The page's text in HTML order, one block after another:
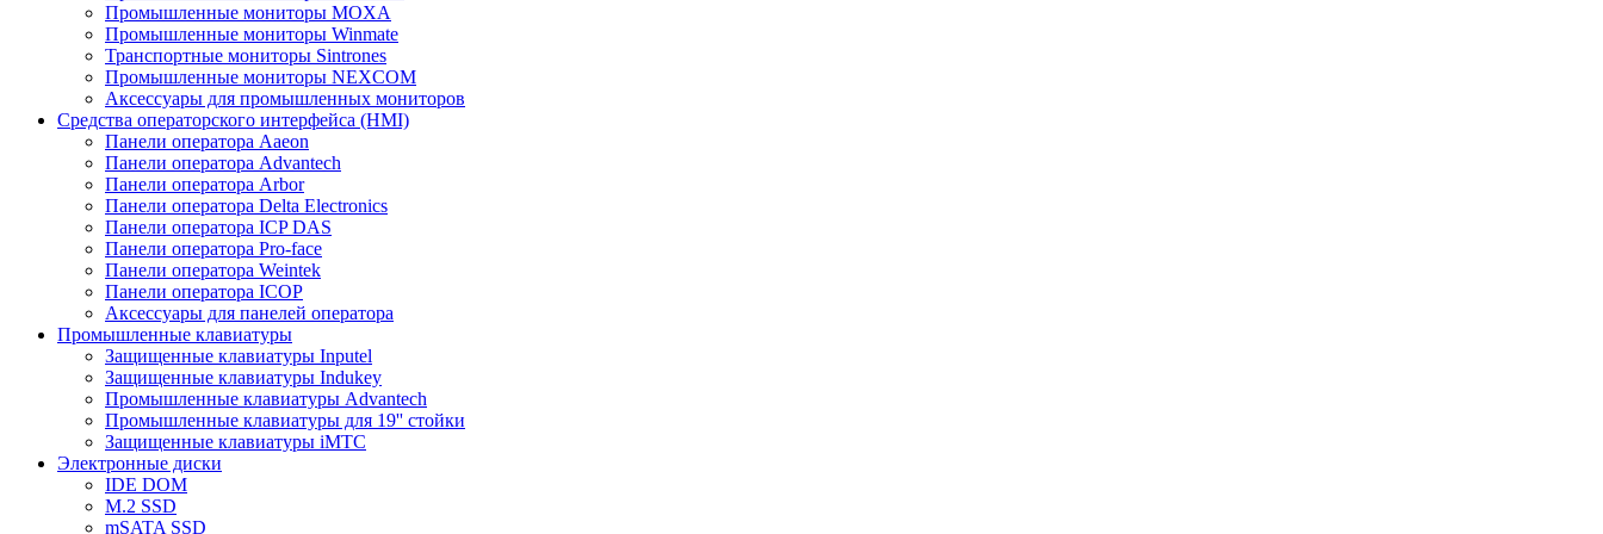
Промышленные мониторы MOXA
Промышленные мониторы Winmate
Транспортные мониторы Sintrones
Промышленные мониторы NEXCOM
Аксессуары для промышленных мониторов
Средства операторского интерфейса (HMI)
Панели оператора Aaeon
Панели оператора Advantech
Панели оператора Arbor
Панели оператора Delta Electronics
Панели оператора ICP DAS
Панели оператора Pro-face
Панели оператора Weintek
Панели оператора ICOP
Аксессуары для панелей оператора
Промышленные клавиатуры
Защищенные клавиатуры Inputel
Защищенные клавиатуры Indukey
Промышленные клавиатуры Advantech
Промышленные клавиатуры для 19'' стойки
Защищенные клавиатуры iMTC
Электронные диски
IDE DOM
M.2 SSD
mSATA SSD